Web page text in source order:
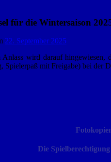
für die Wintersaison
22. September 2025
Anlass wird darauf hingewiesen,
Spielerpaß mit Freigabe) bei der
Die